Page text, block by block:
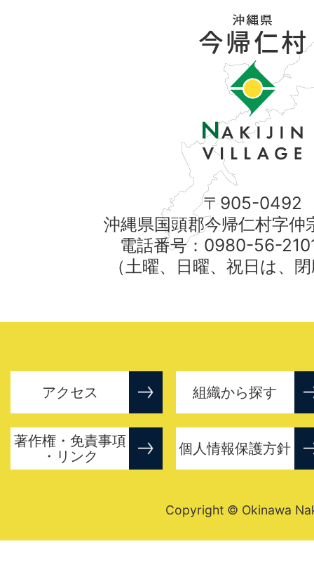
〒905-0492
沖縄県国頭郡今帰仁村字仲
電話番号：0980-56-
（土曜、日曜、祝日は、
アクセス 組織から探す
著作権・免責事項
・リンク
個人情報保護方針
Copyright © Okinawa